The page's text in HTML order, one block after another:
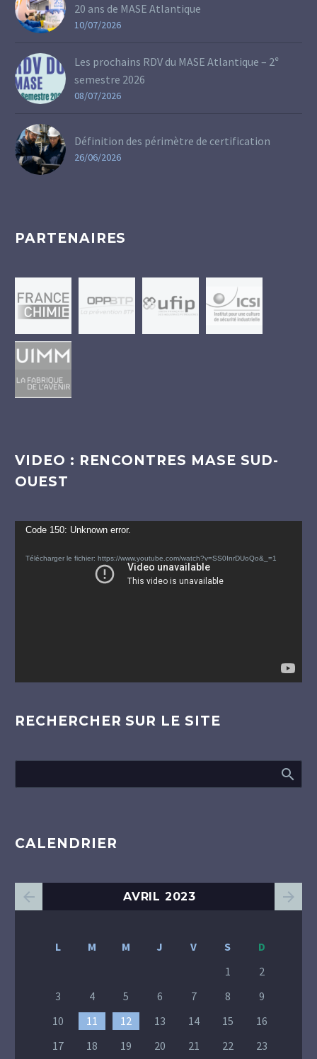
20 ans de MASE Atlantique
10/07/2026
Les prochains RDV du MASE Atlantique – 2ᵉ
semestre 2026
08/07/2026
Définition des périmètre de certification
26/06/2026
PARTENAIRES
VIDEO : RENCONTRES MASE SUD-
OUEST
Lecteur
Code 150: Unknown error.
Télécharger le fichier: https://www.youtube.com/watch?v=SS0InrDUoQo&_=1
RECHERCHER SUR LE SITE
CALENDRIER
AVRIL 2023
L M M J V S
D
1
2
3
4 5 6 7 8
9
10
11 12 13 14 15
16
17
18 19 20 21 22 23